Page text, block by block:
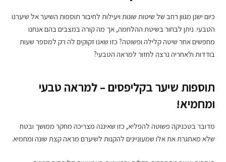
כיום ישנן מגוון רחב של שיטות שונות ויעילות לחיבור תוספות השיער אל שיערנו
הטבעי. ניתן לבחור בשיטת ההלחמה, אך מה קורה במצבים בהם אנחנו
מחפשים אחר שיטה קלילה ופשוטה? כזו שאנו זקוקים לה רק למספר שעות
בודדות ולאחריה נרצה לחזור למראה הטבעי?
תוספות שיער בקליפסים – למראה טבעי
ומחמיא!
מדובר בטכניקה פשוטה להפליא, כזו שאיננה מצריכה מחקר ממושך ובטח
שלא מאתגרת את אלו שמעוניינים להקנות לשיערם מראה קצת שונה ומחמיא.